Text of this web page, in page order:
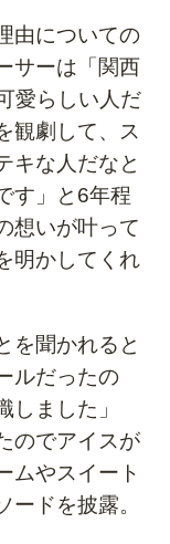
由についての
サーは「 関西
愛らしい人だ
観劇して、ス
キな人だなと
す」と6年程
想いが叶って
明かしてくれ
を聞かれると
ルだったの
しました」
のでアイスが
ムやスイート
ードを披露。